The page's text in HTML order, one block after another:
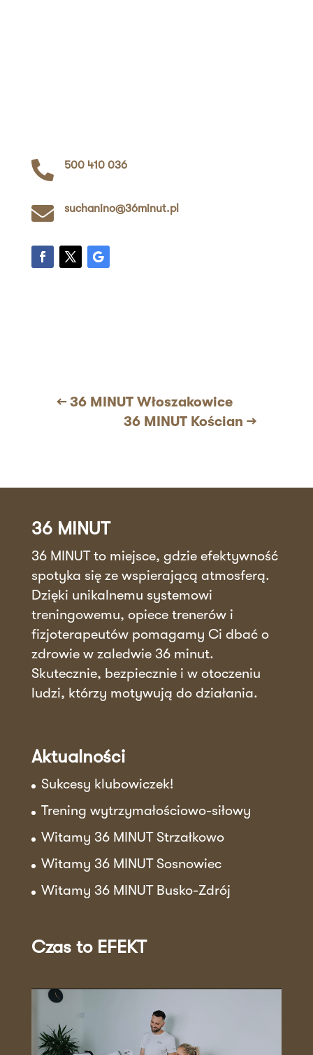
 500 410 036
 suchanino@36minut.pl
←36 MINUT Włoszakowice
36 MINUT Kościan →
36 MINUT
36 MINUT to miejsce, gdzie efektywność
spotyka się ze wspierającą atmosferą.
Dzięki unikalnemu systemowi
treningowemu, opiece trenerów i
fizjoterapeutów pomagamy Ci dbać o
zdrowie w zaledwie 36 minut.
Skutecznie, bezpiecznie i w otoczeniu
ludzi, którzy motywują do działania.
Aktualności
Sukcesy klubowiczek!
Trening wytrzymałościowo-siłowy
Witamy 36 MINUT Strzałkowo
Witamy 36 MINUT Sosnowiec
Witamy 36 MINUT Busko-Zdrój
Czas to EFEKT